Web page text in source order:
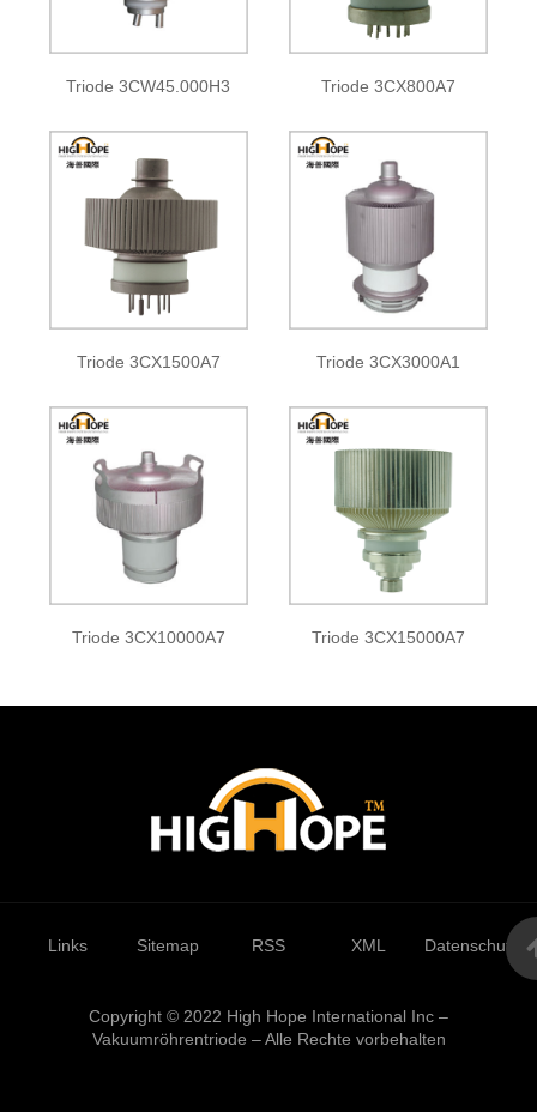
Triode 3CW45.000H3 Triode 3CX800A7
Triode 3CX1500A7 Triode 3CX3000A1
Triode 3CX10000A7 Triode 3CX15000A7
Links Sitemap RSS XML
Copyright © 2022 High Hope International Inc –
Vakuumröhrentriode – Alle Rechte vorbehalten